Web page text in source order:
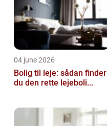
04 june 2026
Bolig til leje: sådan finder
du den rette lejeboli...